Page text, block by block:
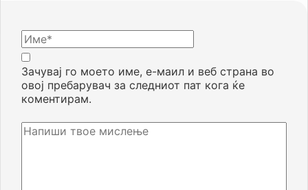
Зачувај го моето име, е-маил и веб страна во
овој пребарувач за следниот пат кога ќе
коментирам.